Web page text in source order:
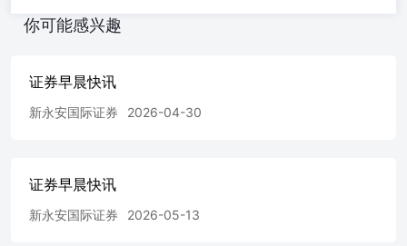
市成交2296.22亿港元。外盘方面，欧洲三大股指收盘全线
风险，美联储看重的通胀指标创下一年来最大升幅，而消费
支出再次弱于预期。中国四家国有银行计划定向增发A股，
指数跌至逾两年低点，通胀预期大幅升高。 ➢知情人士透
财团出售港口的协议。国务院港澳办周六转发的香港大公报
你可能感兴趣
证券早晨快讯
新永安国际证券 2026-04-30
证券早晨快讯
新永安国际证券 2026-05-13